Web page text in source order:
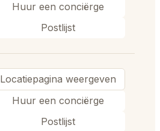
Huur een conciërge
Postlijst
Locatiepagina weergeven
Huur een conciërge
Postlijst